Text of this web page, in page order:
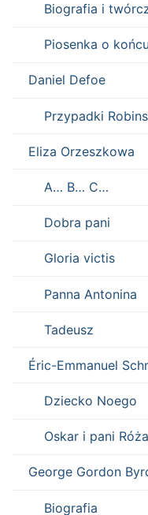
Biografia i
Piosenka o
Daniel Defoe
Przypadki
Eliza Orzeszkowa
A… B… C…
Dobra pani
Gloria victis
Panna Antonina
Tadeusz
Éric-Emmanuel
Dziecko Noego
Oskar i pani Róża
George Gordon
Biografia